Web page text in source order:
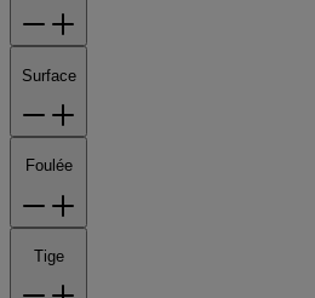
Surface
Foulée
Tige